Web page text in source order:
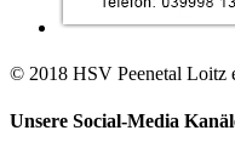
© 2018 HSV Peenetal Loitz
Unsere Social-Media